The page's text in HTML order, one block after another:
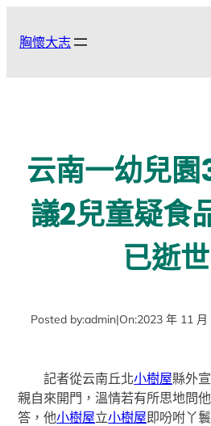
胸懷大志
云南一幼兒
議2兒童疑食
已逝
Posted by:admin|On:2023 年 11 月
記者從云南丘北小樹屋縣外
親自來開門，溫情若有所思地問
答，他小樹屋立小樹屋即吩咐丫